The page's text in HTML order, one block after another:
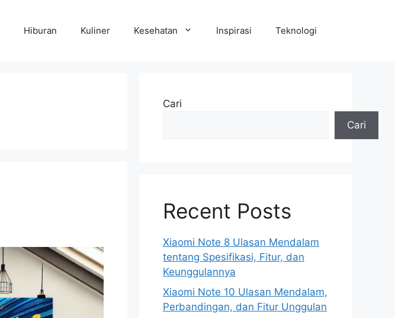
Hiburan Kuliner Kesehatan Inspirasi Teknologi
Cari
Cari
Recent Posts
Xiaomi Note 8 Ulasan Mendalam
tentang Spesifikasi, Fitur, dan
Keunggulannya
Xiaomi Note 10 Ulasan Mendalam,
Perbandingan, dan Fitur Unggulan